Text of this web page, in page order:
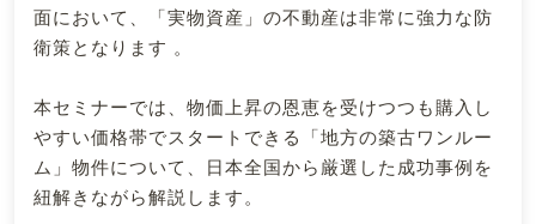
面において、「実物資産」の不動産は非常に強力な防
衛策となります 。
本セミナーでは、物価上昇の恩恵を受けつつも購入し
やすい価格帯でスタートできる「地方の築古ワンルー
ム」物件について、日本全国から厳選した成功事例を
紐解きながら解説します。